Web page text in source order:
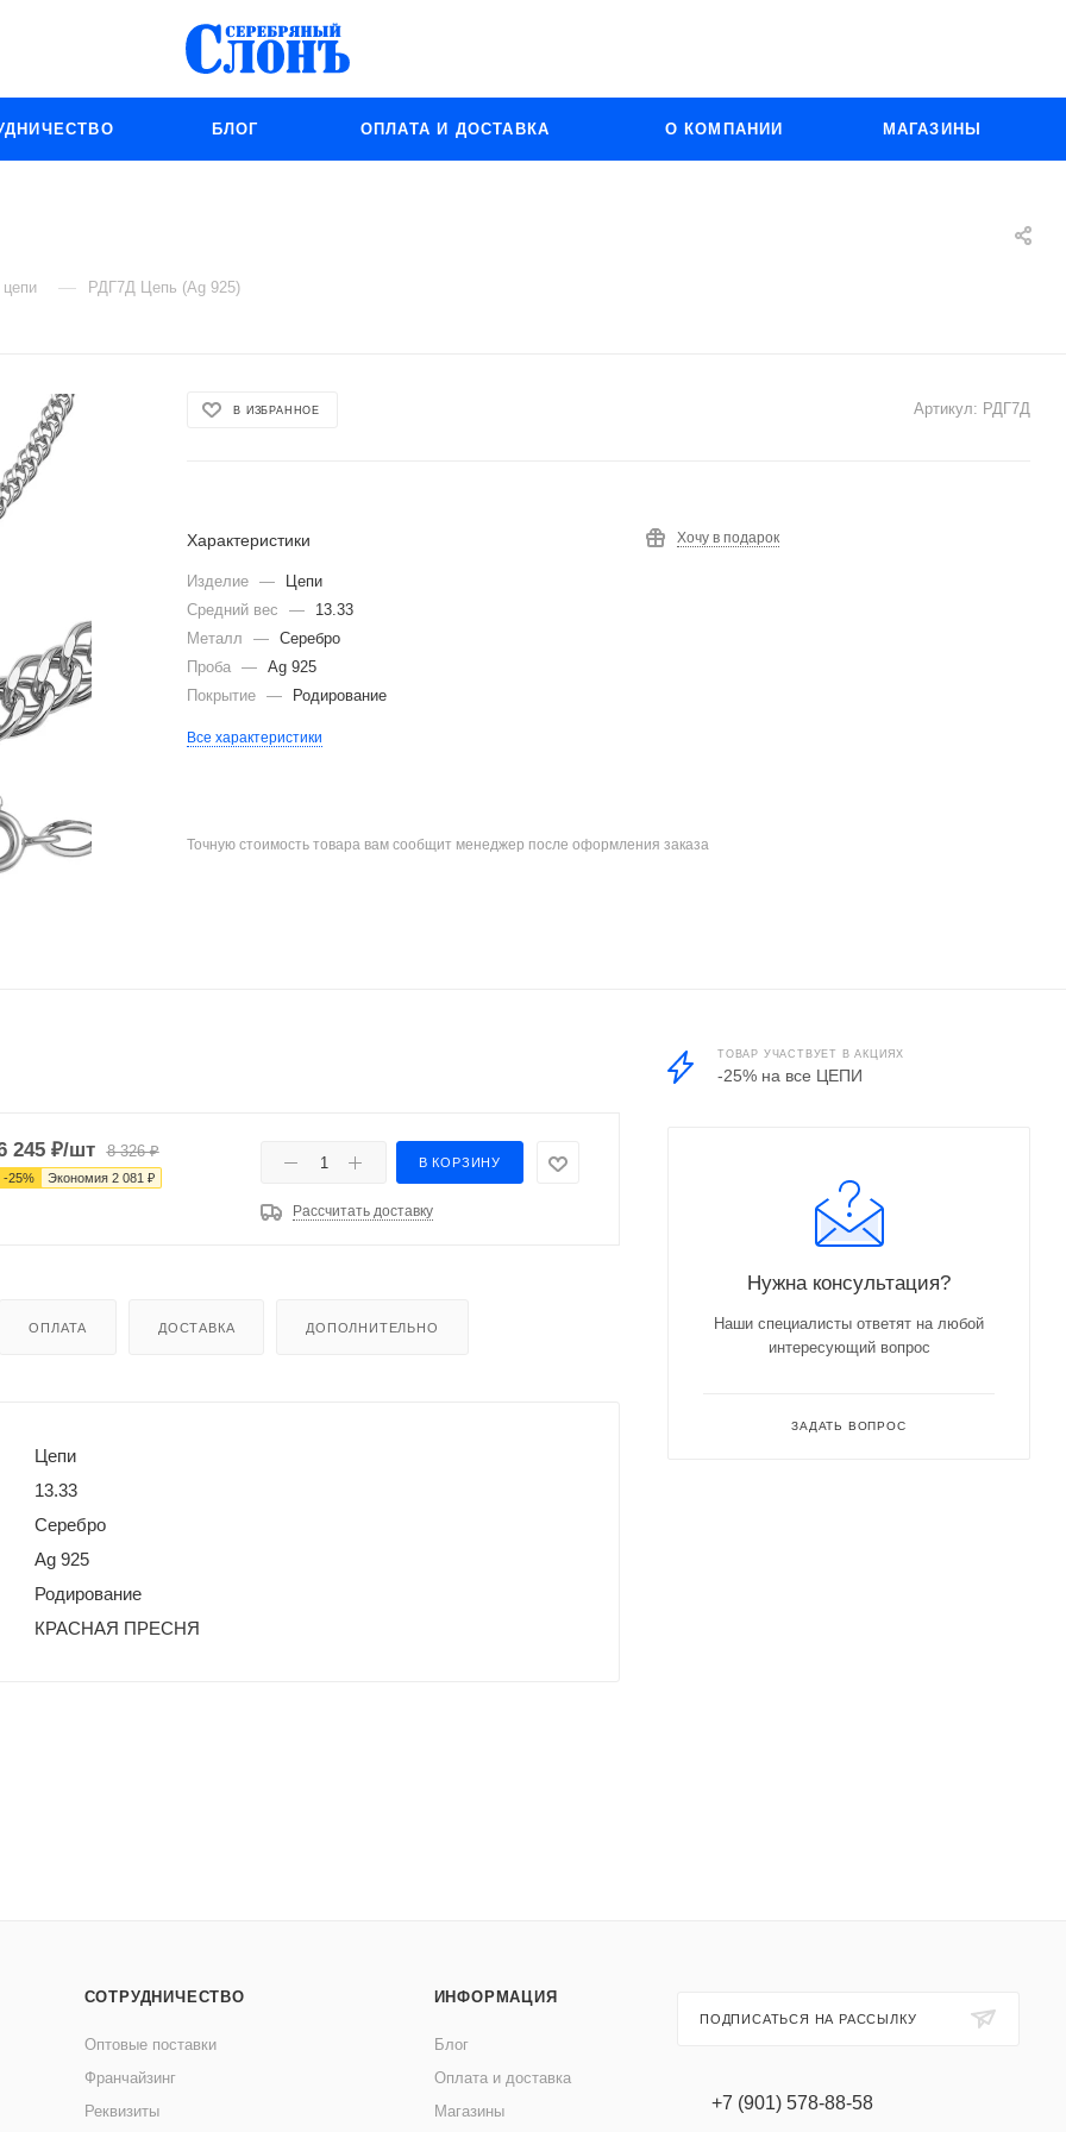
БЛОГ ОПЛАТА И ДОСТАВКА О КОМПАНИИ МАГАЗИНЫ
— РДГ7Д Цепь (Ag 925)
В ИЗБРАННОЕ Артикул: РДГ7Д
Характеристики
Изделие —
Цепи
Средний вес
—
13.33
Металл
—
Серебро
Проба
—
Ag 925
Покрытие
— Родирование
Все характеристики
Хочу в подарок
Точную стоимость товара вам сообщит менеджер после оформления заказа
245₽/шт 8 326₽
-25% Экономия 2 081 ₽
В КОРЗИНУ
Рассчитать доставку
ОПЛАТА ДОСТАВКА ДОПОЛНИТЕЛЬНО
Цепи
13.33
Серебро
Ag 925
Родирование
КРАСНАЯ ПРЕСНЯ
ТОВАР УЧАСТВУЕТ В АКЦИЯХ
-25% на все ЦЕПИ
Нужна консультация?
Наши специалисты ответят на любой
интересующий вопрос
ЗАДАТЬ ВОПРОС
СОТРУДНИЧЕСТВО
Оптовые поставки
Франчайзинг
Реквизиты
ИНФОРМАЦИЯ
Блог
Оплата и доставка
Магазины
ПОДПИСАТЬСЯ НА РАССЫЛКУ
+7 (901) 578-88-58